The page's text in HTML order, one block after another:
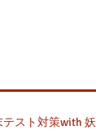
テスト対策with 妖